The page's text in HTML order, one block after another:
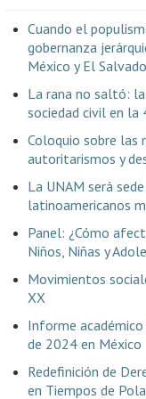
Cuando el
gobernanza
México y El
La rana no saltó:
sociedad civil en la
Coloquio sobre las
autoritarismos y
La UNAM será
latinoamericanos
Panel: ¿Cómo
Niños, Niñas y
Movimientos
XX
Informe
de 2024 en México
Redefinición de
en Tiempos de